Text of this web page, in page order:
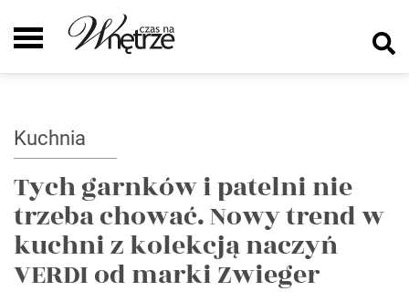
Kuchnia
Tych garnków i patelni nie
trzeba chować. Nowy trend w
kuchni z kolekcją naczyń
VERDI od marki Zwieger